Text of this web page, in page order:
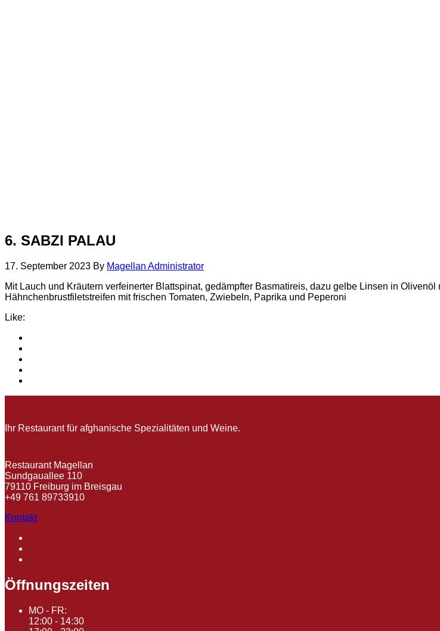
6. SABZI PALAU
17. September 2023 By Magellan Administrator
Mit Lauch und Kräutern verfeinerter Blattspinat, gedämpfter Basmatireis, dazu gelbe Linsen in
Hähnchenbrustfiletstreifen mit frischen Tomaten, Zwiebeln, Paprika und Peperoni
Like:
Ihr Restaurant für afghanische Spezialitäten und Weine.
Restaurant Magellan
Sundgauallee 110
79110 Freiburg im Breisgau
+49 761 89733910
Kontakt
Öffnungszeiten
MO - FR:
12:00 - 14:30